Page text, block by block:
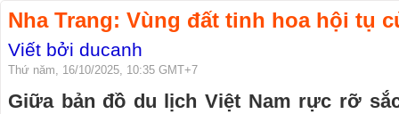
Nha Trang: Vùng đất tinh hoa hội tụ
Viết bởi ducanh
Thứ năm, 16/10/2025, 10:35 GMT+7
Giữa bản đồ du lịch Việt Nam rực rỡ